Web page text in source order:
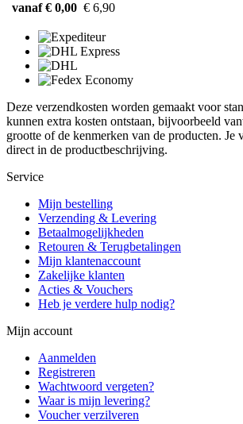
vanaf € 0,00 € 6,90
Deze verzendkosten worden gemaakt voor
kunnen extra kosten ontstaan, bijvoorbeeld
grootte of de kenmerken van de producten. Je
direct in de productbeschrijving.
Service
Mijn bestelling
Verzending & Levering
Betaalmogelijkheden
Retouren & Terugbetalingen
Mijn klantenaccount
Zakelijke klanten
Acties & Vouchers
Heb je verdere hulp nodig?
Mijn account
Aanmelden
Registreren
Wachtwoord vergeten?
Waar is mijn levering?
Voucher verzilveren